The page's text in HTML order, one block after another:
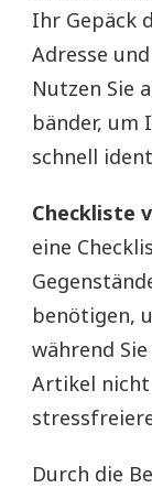
Ihr Gepäck
Adresse
Nutzen Sie
bänder, um
schnell
Checkliste
eine
benötigen,
während
Artikel nicht
Durch die